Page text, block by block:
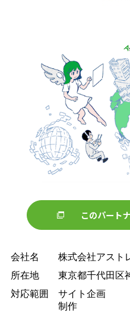
このパート
会社名
株式会社アスト
所在地
東京都千代田区
対応範囲
サイト企画
制作